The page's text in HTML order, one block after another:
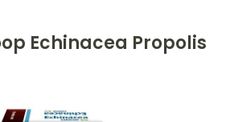
Echinacea Propolis